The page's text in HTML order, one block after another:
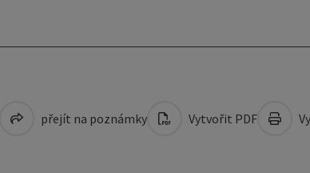
přejít na poznámky Vytvořit PDF